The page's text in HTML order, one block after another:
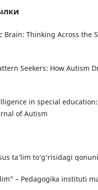
Brain: Thinking Across the
Seekers: How Autism
in special
of Autism
ta’lim to‘g‘risidagi
– Pedagogika instituti